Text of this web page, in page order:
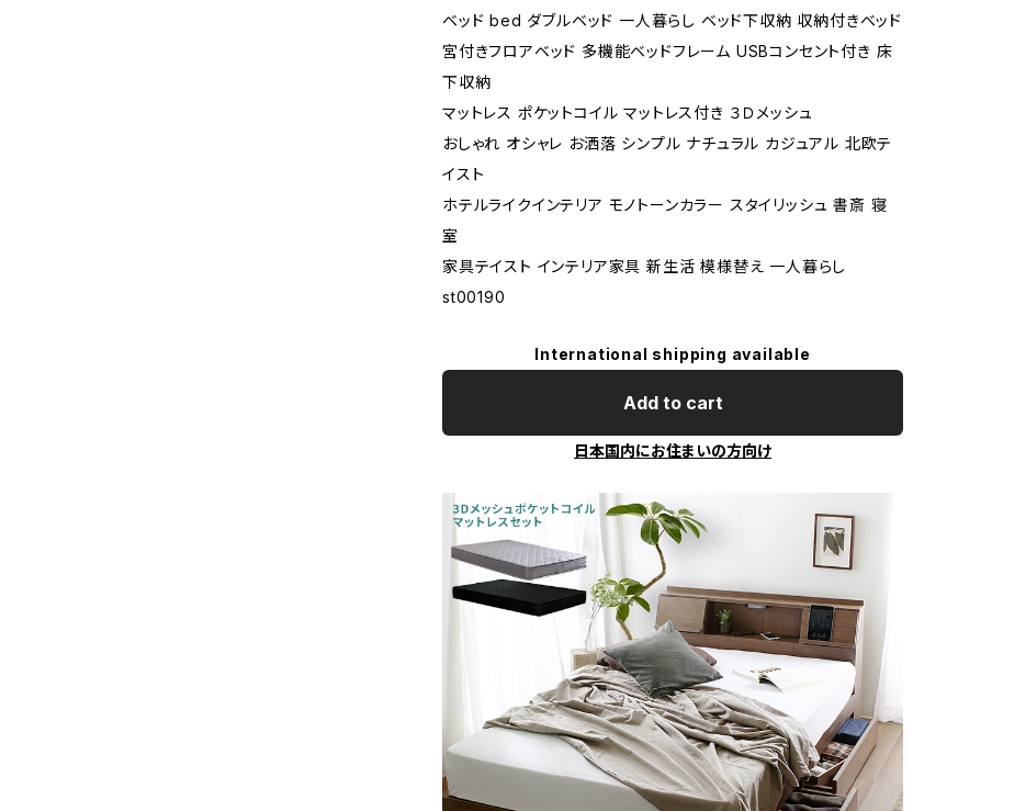
ベッド bed ダブルベッド 一人暮らし ベッド下収納 収納付きベッド
宮付きフロアベッド 多機能ベッドフレーム USBコンセント付き 床
下収納
マットレス ポケットコイル マットレス付き ３Ｄメッシュ
おしゃれ オシャレ お洒落 シンプル ナチュラル カジュアル 北欧テ
イスト
ホテルライクインテリア モノトーンカラー スタイリッシュ 書斎 寝
室
家具テイスト インテリア家具 新生活 模様替え 一人暮らし
st00190
International shipping available
Add to cart
日本国内にお住まいの方向け